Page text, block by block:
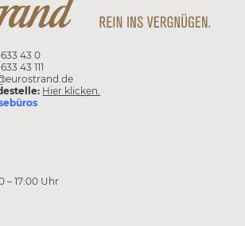
43 0
43 111
Hier klicken.
– 17:00 Uhr